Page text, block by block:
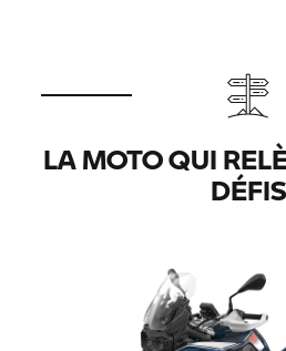
LA MOTO QUI
DÉFIS